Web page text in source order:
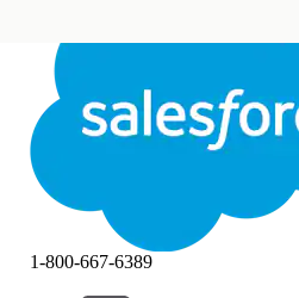
Schließen
1-800-667-6389